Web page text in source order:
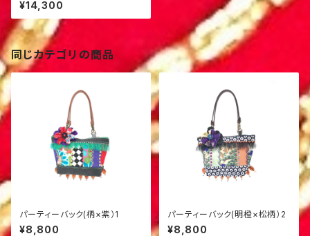
¥14,300
同じカテゴリの商品
パーティーバック(柄×紫）1
¥8,800
パーティーバック(明橙×松柄）2
¥8,800